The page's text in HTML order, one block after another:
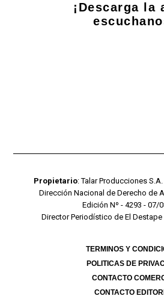
¡Descarga la
Propietario: Talar Producciones
Dirección Nacional de Derecho de
Edición Nº - 4293 - 07/
Director Periodístico de El Destape
TERMINOS Y
POLITICAS DE
CONTACTO
CONTACTO